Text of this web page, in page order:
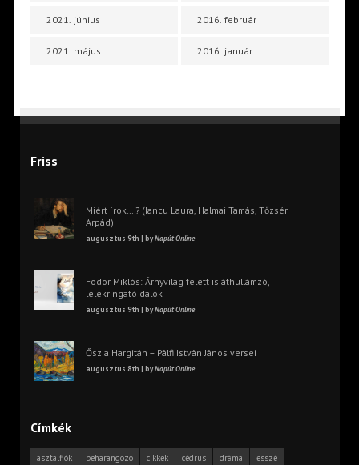
2021. június
2021. május
2016. február
2016. január
Friss
Miért írok… ? (Iancu Laura, Halmai Tamás, Tőzsér
Árpád)
augusztus 9th | byNapút Online
Fodor Miklós: Árnyvilág felett is áthullámzó,
lélekringató dalok
augusztus 9th | byNapút Online
Ősz a Hargitán – Pálfi István János versei
augusztus 8th | byNapút Online
Címkék
asztalfiók beharangozó cikkek cédrus dráma
esszé